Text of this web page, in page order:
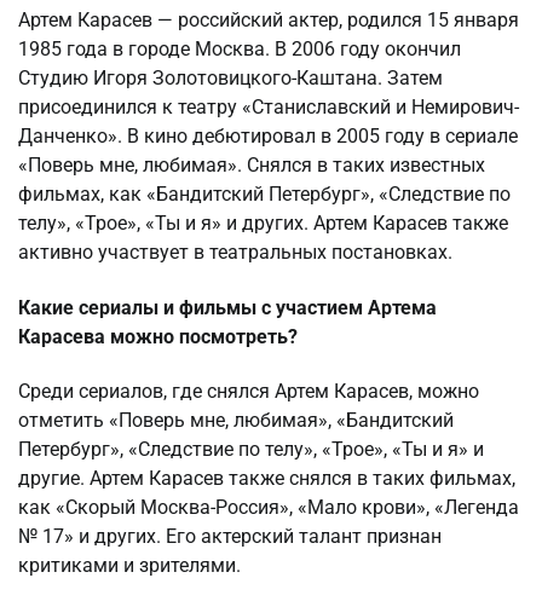
Артем Карасев — российский актер, родился 15 января
1985 года в городе Москва. В 2006 году окончил
Студию Игоря Золотовицкого-Каштана. Затем
присоединился к театру «Станиславский и Немирович-
Данченко». В кино дебютировал в 2005 году в сериале
«Поверь мне, любимая». Снялся в таких известных
фильмах, как «Бандитский Петербург», «Следствие по
телу», «Трое», «Ты и я» и других. Артем Карасев также
активно участвует в театральных постановках.
Какие сериалы и фильмы с участием Артема
Карасева можно посмотреть?
Среди сериалов, где снялся Артем Карасев, можно
отметить «Поверь мне, любимая», «Бандитский
Петербург», «Следствие по телу», «Трое», «Ты и я» и
другие. Артем Карасев также снялся в таких фильмах,
как «Скорый Москва-Россия», «Мало крови», «Легенда
№ 17» и других. Его актерский талант признан
критиками и зрителями.